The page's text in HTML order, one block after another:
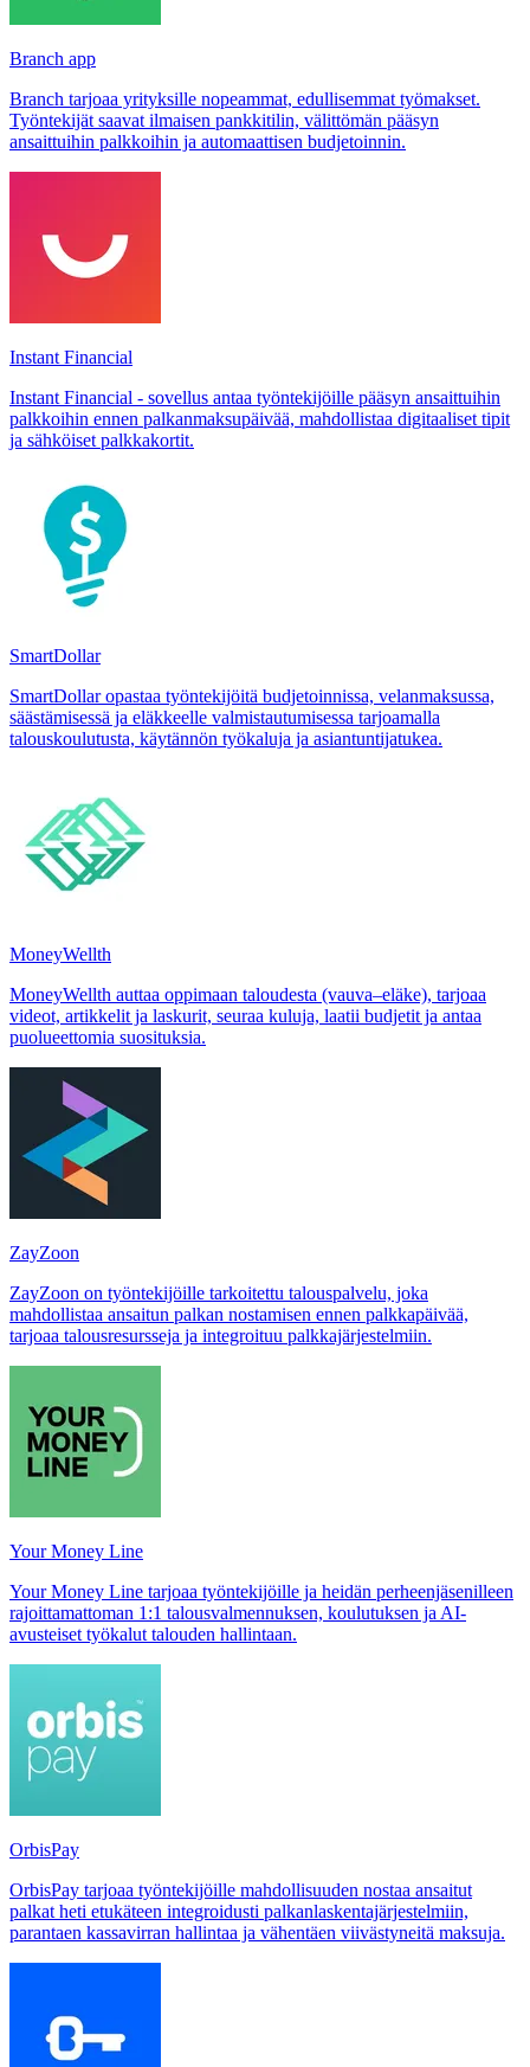
Branch app
Branch tarjoaa yrityksille nopeammat, edullisemmat työmakset.
Työntekijät saavat ilmaisen pankkitilin, välittömän pääsyn
ansaittuihin palkkoihin ja automaattisen budjetoinnin.
Instant Financial
Instant Financial - sovellus antaa työntekijöille pääsyn ansaittuihin
palkkoihin ennen palkanmaksupäivää, mahdollistaa digitaaliset tipit
ja sähköiset palkkakortit.
SmartDollar
SmartDollar opastaa työntekijöitä budjetoinnissa, velanmaksussa,
säästämisessä ja eläkkeelle valmistautumisessa tarjoamalla
talouskoulutusta, käytännön työkaluja ja asiantuntijatukea.
MoneyWellth
MoneyWellth auttaa oppimaan taloudesta (vauva–eläke), tarjoaa
videot, artikkelit ja laskurit, seuraa kuluja, laatii budjetit ja antaa
puolueettomia suosituksia.
ZayZoon
ZayZoon on työntekijöille tarkoitettu talouspalvelu, joka
mahdollistaa ansaitun palkan nostamisen ennen palkkapäivää,
tarjoaa talousresursseja ja integroituu palkkajärjestelmiin.
Your Money Line
Your Money Line tarjoaa työntekijöille ja heidän perheenjäsenilleen
rajoittamattoman 1:1 talousvalmennuksen, koulutuksen ja AI-
avusteiset työkalut talouden hallintaan.
OrbisPay
OrbisPay tarjoaa työntekijöille mahdollisuuden nostaa ansaitut
palkat heti etukäteen integroidusti palkanlaskentajärjestelmiin,
parantaen kassavirran hallintaa ja vähentäen viivästyneitä maksuja.